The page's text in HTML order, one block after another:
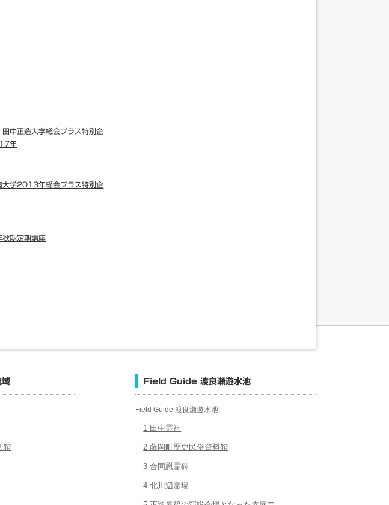
田中正造大学総会プラス特別企
年
大学2013年総会プラス特別企
期定期講座
館
Field Guide 渡良瀬遊水池
Field Guide 渡良瀬遊水池
1 田中霊祠
2 藤岡町歴史民俗資料館
3 合同慰霊碑
4 北川辺霊場